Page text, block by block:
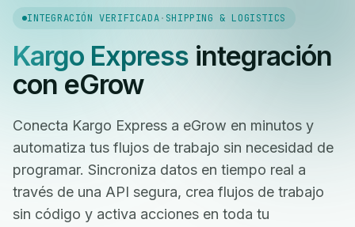
INTEGRACIÓN VERIFICADA· SHIPPING & LOGISTICS
Kargo Expressintegración
con eGrow
Conecta Kargo Express a eGrow en minutos y
automatiza tus flujos de trabajo sin necesidad de
programar. Sincroniza datos en tiempo real a
través de una API segura, crea flujos de trabajo
sin código y activa acciones en toda tu